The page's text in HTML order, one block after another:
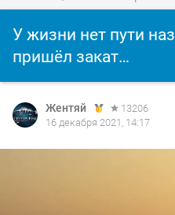
У жизни нет пути
пришёл закат…
Жентяй
13206
16 декабря 2021, 14:17